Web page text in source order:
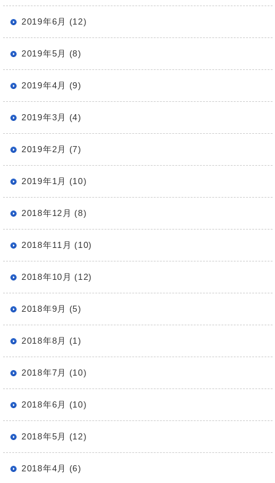
2019年6月 (12)
2019年5月 (8)
2019年4月 (9)
2019年3月 (4)
2019年2月 (7)
2019年1月 (10)
2018年12月 (8)
2018年11月 (10)
2018年10月 (12)
2018年9月 (5)
2018年8月 (1)
2018年7月 (10)
2018年6月 (10)
2018年5月 (12)
2018年4月 (6)